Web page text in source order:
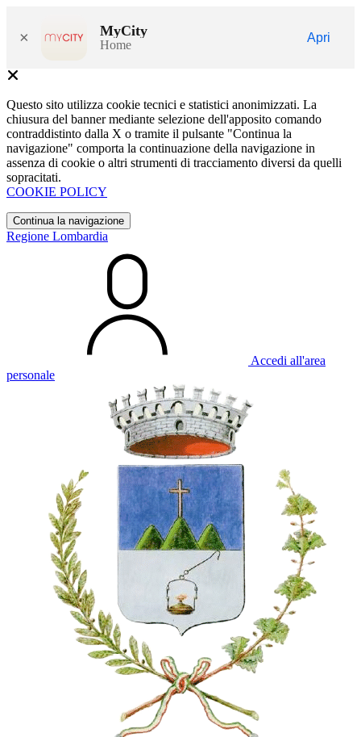
× MyCity
Home
Apri
Questo sito utilizza cookie tecnici e statistici anonimizzati. La
chiusura del banner mediante selezione dell'apposito comando
contraddistinto dalla X o tramite il pulsante "Continua la
navigazione" comporta la continuazione della navigazione in
assenza di cookie o altri strumenti di tracciamento diversi da quelli
sopracitati.
COOKIE POLICY
Continua la navigazione
Regione Lombardia
Accedi all'area
personale